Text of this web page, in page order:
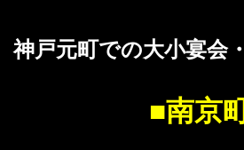
神戸元町での大小宴会
■南京